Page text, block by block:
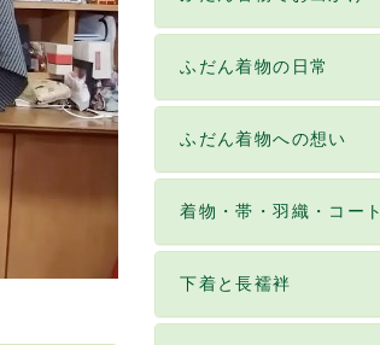
ふだん着物の日常
ふだん着物への想い
着物・帯・羽織・コート
下着と長襦袢